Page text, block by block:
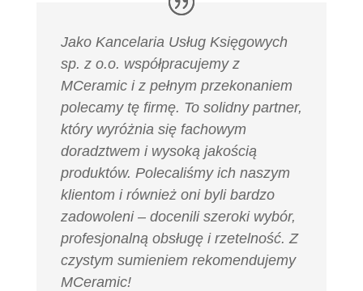
Jako Kancelaria Usług Księgowych
sp. z o.o. współpracujemy z
MCeramic i z pełnym przekonaniem
polecamy tę firmę. To solidny partner,
który wyróżnia się fachowym
doradztwem i wysoką jakością
produktów. Polecaliśmy ich naszym
klientom i również oni byli bardzo
zadowoleni – docenili szeroki wybór,
profesjonalną obsługę i rzetelność. Z
czystym sumieniem rekomendujemy
MCeramic!